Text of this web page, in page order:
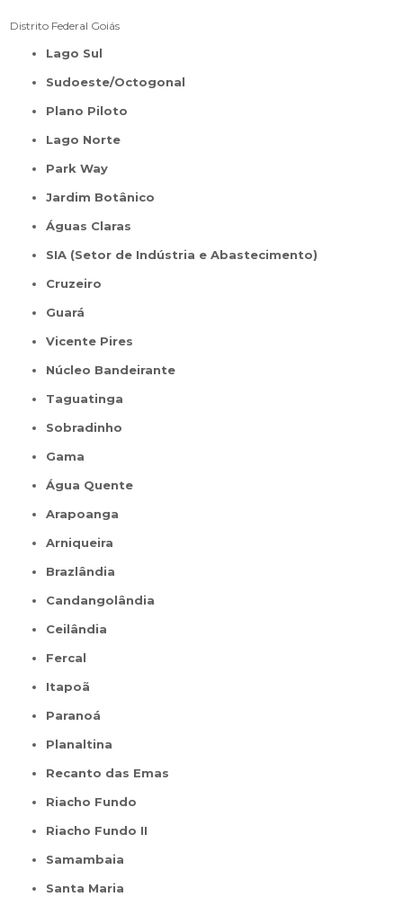
Distrito Federal Goiás
Lago Sul
Sudoeste/Octogonal
Plano Piloto
Lago Norte
Park Way
Jardim Botânico
Águas Claras
SIA (Setor de Indústria e Abastecimento)
Cruzeiro
Guará
Vicente Pires
Núcleo Bandeirante
Taguatinga
Sobradinho
Gama
Água Quente
Arapoanga
Arniqueira
Brazlândia
Candangolândia
Ceilândia
Fercal
Itapoã
Paranoá
Planaltina
Recanto das Emas
Riacho Fundo
Riacho Fundo II
Samambaia
Santa Maria